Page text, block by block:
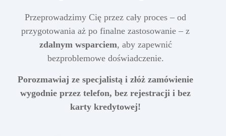
Przeprowadzimy Cię przez cały proces – od
przygotowania aż po finalne zastosowanie – z
zdalnym wsparciem, aby zapewnić
bezproblemowe doświadczenie.
Porozmawiaj ze specjalistą i złóż zamówienie
wygodnie przez telefon, bez rejestracji i bez
karty kredytowej!